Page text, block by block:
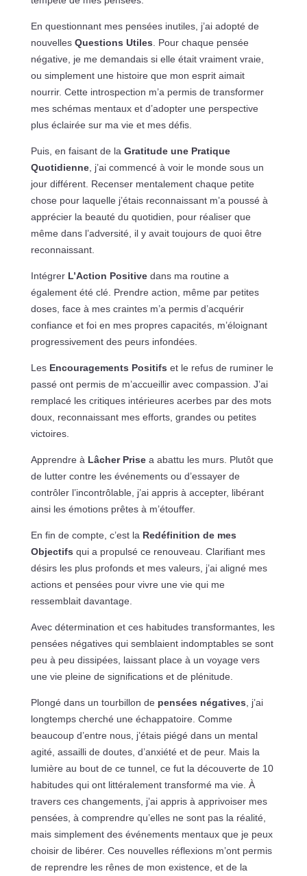
En questionnant mes pensées inutiles, j’ai adopté de
nouvelles Questions Utiles . Pour chaque pensée
négative, je me demandais si elle était vraiment vraie,
ou simplement une histoire que mon esprit aimait
nourrir. Cette introspection m’a permis de transformer
mes schémas mentaux et d’adopter une perspective
plus éclairée sur ma vie et mes défis.
Puis, en faisant de la Gratitude une Pratique
Quotidienne, j’ai commencé à voir le monde sous un
jour différent. Recenser mentalement chaque petite
chose pour laquelle j’étais reconnaissant m’a poussé à
apprécier la beauté du quotidien, pour réaliser que
même dans l’adversité, il y avait toujours de quoi être
reconnaissant.
Intégrer L’Action Positivedans ma routine a
également été clé. Prendre action, même par petites
doses, face à mes craintes m’a permis d’acquérir
confiance et foi en mes propres capacités, m’éloignant
progressivement des peurs infondées.
Les Encouragements Positifs et le refus de ruminer le
passé ont permis de m’accueillir avec compassion. J’ai
remplacé les critiques intérieures acerbes par des mots
doux, reconnaissant mes efforts, grandes ou petites
victoires.
Apprendre à Lâcher Prisea abattu les murs. Plutôt que
de lutter contre les événements ou d’essayer de
contrôler l’incontrôlable, j’ai appris à accepter, libérant
ainsi les émotions prêtes à m’étouffer.
En fin de compte, c’est la Redéfinition de mes
Objectifs qui a propulsé ce renouveau. Clarifiant mes
désirs les plus profonds et mes valeurs, j’ai aligné mes
actions et pensées pour vivre une vie qui me
ressemblait davantage.
Avec détermination et ces habitudes transformantes, les
pensées négatives qui semblaient indomptables se sont
peu à peu dissipées, laissant place à un voyage vers
une vie pleine de significations et de plénitude.
Plongé dans un tourbillon de pensées négatives , j’ai
longtemps cherché une échappatoire. Comme
beaucoup d’entre nous, j’étais piégé dans un mental
agité, assailli de doutes, d’anxiété et de peur. Mais la
lumière au bout de ce tunnel, ce fut la découverte de 10
habitudes qui ont littéralement transformé ma vie. À
travers ces changements, j’ai appris à apprivoiser mes
pensées, à comprendre qu’elles ne sont pas la réalité,
mais simplement des événements mentaux que je peux
choisir de libérer. Ces nouvelles réflexions m’ont permis
de reprendre les rênes de mon existence, et de la